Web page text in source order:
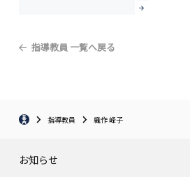
指導教員 一覧へ戻る
指導教員 織作 峰子
お知らせ